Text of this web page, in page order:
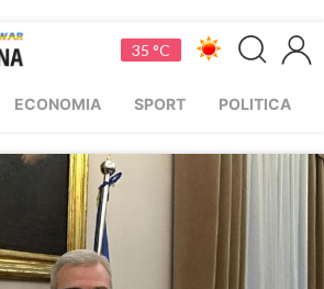
35 °C
ECONOMIA SPORT POLITICA